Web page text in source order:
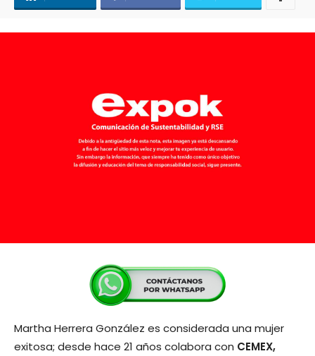
Martha Herrera González es considerada una mujer
exitosa; desde hace 21 años colabora con CEMEX,